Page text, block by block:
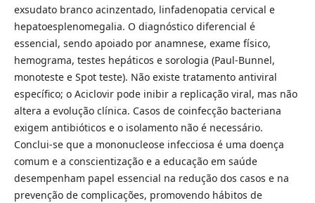
exsudato branco acinzentado, linfadenopatia cervical e
hepatoesplenomegalia. O diagnóstico diferencial é
essencial, sendo apoiado por anamnese, exame físico,
hemograma, testes hepáticos e sorologia (Paul-Bunnel,
monoteste e Spot teste). Não existe tratamento antiviral
específico; o Aciclovir pode inibir a replicação viral, mas não
altera a evolução clínica. Casos de coinfecção bacteriana
exigem antibióticos e o isolamento não é necessário.
Conclui-se que a mononucleose infecciosa é uma doença
comum e a conscientização e a educação em saúde
desempenham papel essencial na redução dos casos e na
prevenção de complicações, promovendo hábitos de